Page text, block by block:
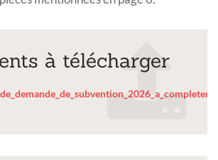
à télécharger